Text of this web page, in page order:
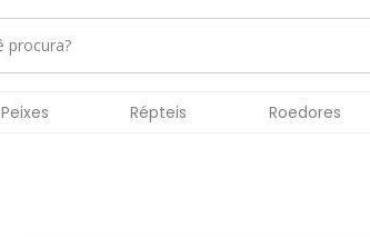
Peixes Répteis Roedores